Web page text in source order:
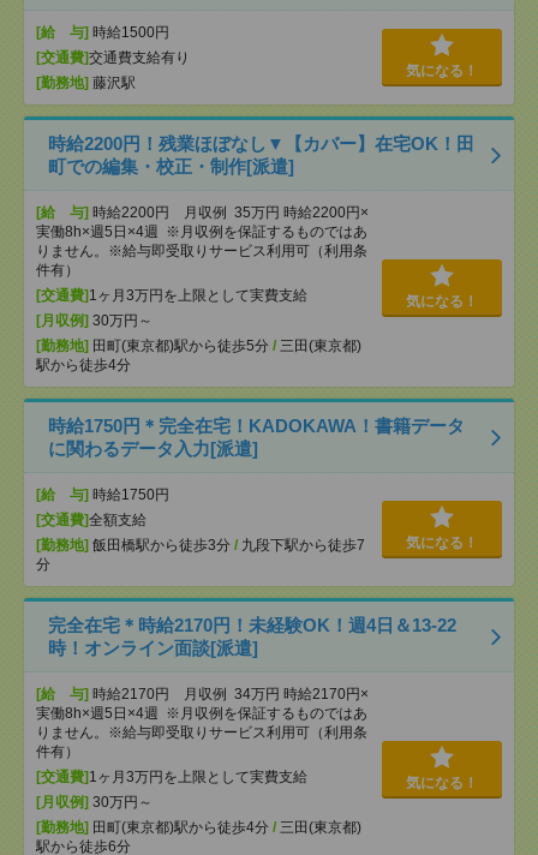
[給 与] 時給1500円
[交通費]交通費支給有り
[勤務地] 藤沢駅
気になる！
時給2200円！残業ほぼなし▼【カバー】在宅OK！田
町での編集・校正・制作[派遣]
[給 与] 時給2200円 月収例 35万円 時給2200円×
実働8h×週5日×4週 ※月収例を保証するものではあ
りません。※給与即受取りサービス利用可（利用条
件有）
[交通費] 1ヶ月3万円を上限として実費支給
[月収例] 30万円～
[勤務地] 田町(東京都)駅から徒歩5分 / 三田(東京都)
駅から徒歩4分
気になる！
時給1750円＊完全在宅！KADOKAWA！書籍データ
に関わるデータ入力[派遣]
[給 与] 時給1750円
[交通費]全額支給
[勤務地] 飯田橋駅から徒歩3分 / 九段下駅から徒歩7
分
気になる！
完全在宅＊時給2170円！未経験OK！週4日＆13-22
時！オンライン面談[派遣]
[給 与] 時給2170円 月収例 34万円 時給2170円×
実働8h×週5日×4週 ※月収例を保証するものではあ
りません。※給与即受取りサービス利用可（利用条
件有）
[交通費] 1ヶ月3万円を上限として実費支給
[月収例] 30万円～
[勤務地] 田町(東京都)駅から徒歩4分 / 三田(東京都)
駅から徒歩6分
気になる！